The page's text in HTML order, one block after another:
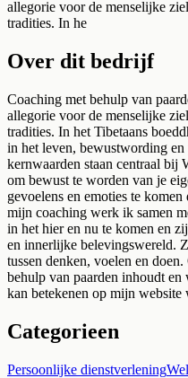
allegorie voor de menselijke
tradities. In he
Over dit bedrijf
Coaching met behulp van
allegorie voor de menselijke
tradities. In het Tibetaans
in het leven, bewustwording
kernwaarden staan centraal
om bewust te worden van je
gevoelens en emoties te
mijn coaching werk ik samen
in het hier en nu te komen en
en innerlijke belevingswereld.
tussen denken, voelen en
behulp van paarden inhoudt
kan betekenen op mijn
Categorieen
Persoonlijke dienstverlening